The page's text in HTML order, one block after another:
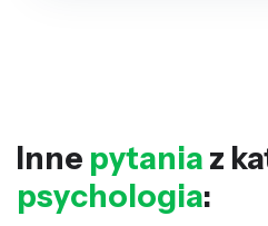
Inne pytania z
psychologia: